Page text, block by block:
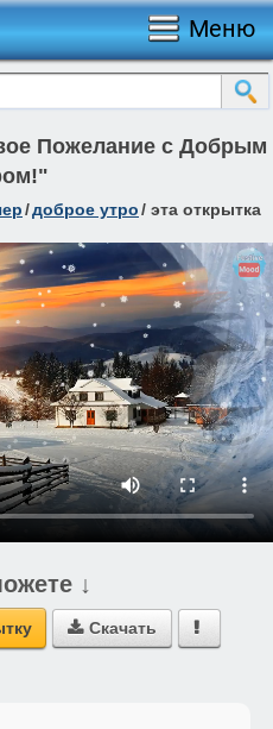
Меню
Пожелание с Добрым
/доброе утро/ эта открытка
↓
 Скачать 